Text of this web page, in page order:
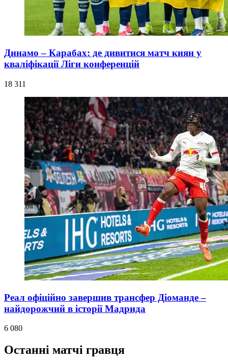
Динамо – Карабах: де дивитися матч киян у
кваліфікації Ліги конференцій
18 311
Реал офіційно завершив трансфер Діоманде –
найдорожчий в історії Мадрида
6 080
Останні матчі гравця